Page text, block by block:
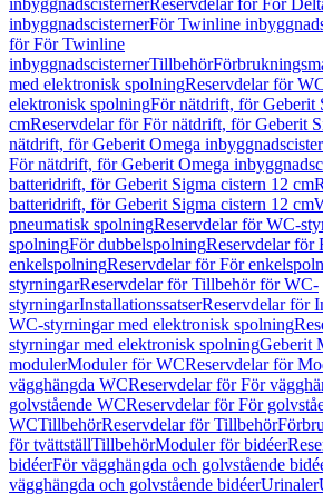
inbyggnadscisternerReservdelar för För
inbyggnadscisternerFör Twinline
för För Twinline
inbyggnadscisternerTillbehör
med elektronisk spolningReservdelar för
elektronisk spolningFör nätdrift, för Geberit
cmReservdelar för För nätdrift, för Geberit
nätdrift, för Geberit Omega
För nätdrift, för Geberit Omega
batteridrift, för Geberit Sigma cistern 12 cm
batteridrift, för Geberit Sigma cistern 12 cm
pneumatisk spolningReservdelar för WC-
spolningFör dubbelspolningReservdelar för
enkelspolningReservdelar för För
styrningarReservdelar för Tillbehör för WC-
styrningarInstallationssatserReservdelar för
WC-styrningar med elektronisk spolning
styrningar med elektronisk spolningGeberit
modulerModuler för WCReservdelar för
vägghängda WCReservdelar för För
golvstående WCReservdelar för För
WCTillbehörReservdelar för Tillbehör
för tvättställTillbehörModuler för bidéer
bidéerFör vägghängda och golvstående
vägghängda och golvstående bidéerUrinaler